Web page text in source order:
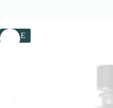
SALE